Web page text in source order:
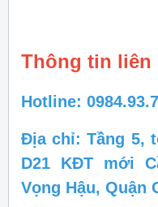
Thông tin liên
Hotline:
Địa chỉ: Tầng 5,
D21 KĐT mới
Vọng Hậu, Quận